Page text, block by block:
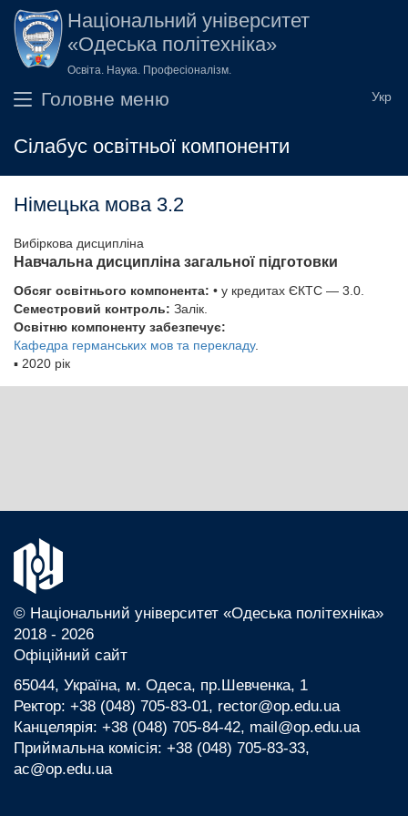
Перейти до основного вмісту
Національний університет
«Одеська політехніка»
Освіта. Наука. Професіоналізм.
Головне меню
Сілабус освітньої компоненти
Німецька мова 3.2
Вибіркова дисципліна
Навчальна дисципліна загальної підготовки
Обсяг освітнього компонента: • у кредитах ЄКТС — 3.0.
Семестровий контроль: Залік.
Освітню компоненту забезпечує:
Кафедра германських мов та перекладу.
▪ 2020 рік
© Національний університет «Одеська політехніка»
2018 - 2026
Офіційний сайт
65044, Україна, м. Одеса, пр.Шевченка, 1
Ректор: +38 (048) 705-83-01, rector@op.edu.ua
Канцелярія: +38 (048) 705-84-42, mail@op.edu.ua
Приймальна комісія: +38 (048) 705-83-33,
ac@op.edu.ua